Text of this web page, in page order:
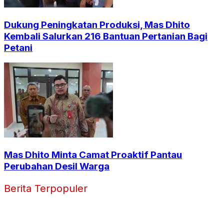
Dukung Peningkatan Produksi, Mas Dhito
Kembali Salurkan 216 Bantuan Pertanian Bagi
Petani
Mas Dhito Minta Camat Proaktif Pantau
Perubahan Desil Warga
Berita Terpopuler